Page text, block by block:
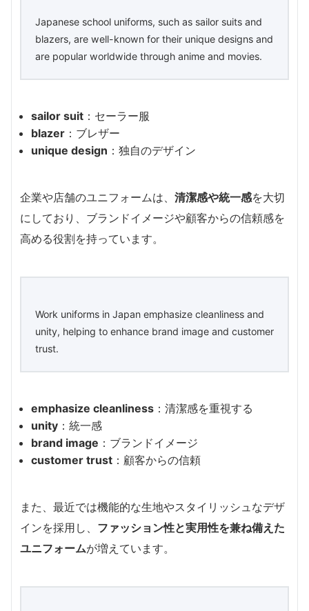
Japanese school uniforms, such as sailor suits and
blazers, are well-known for their unique designs and
are popular worldwide through anime and movies.
sailor suit ：セーラー服
blazer ：ブレザー
unique design ：独自のデザイン
企業や店舗のユニフォームは、 清潔感や統一感を大切
にしており、ブランドイメージや顧客からの信頼感を
高める役割を持っています。
Work uniforms in Japan emphasize cleanliness and
unity, helping to enhance brand image and customer
trust.
emphasize cleanliness ：清潔感を重視する
unity ：統一感
brand image ：ブランドイメージ
customer trust ：顧客からの信頼
また、最近では機能的な生地やスタイリッシュなデザ
インを採用し、 ファッション性と実用性を兼ね備えた
ユニフォームが増えています。